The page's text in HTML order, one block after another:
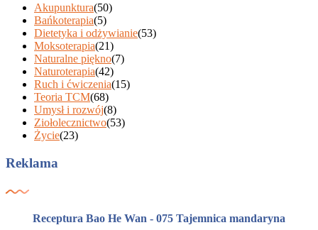
Akupunktura(50)
Bańkoterapia(5)
Dietetyka i odżywianie(53)
Moksoterapia(21)
Naturalne piękno(7)
Naturoterapia(42)
Ruch i ćwiczenia(15)
Teoria TCM(68)
Umysł i rozwój(8)
Ziołolecznictwo(53)
Życie(23)
Reklama
Receptura Bao He Wan - 075 Tajemnica mandaryna